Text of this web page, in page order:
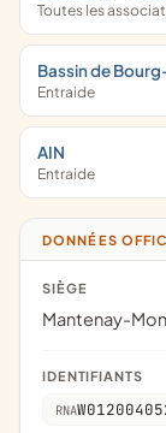
Toutes les
Bassin de
Entraide
AIN
Entraide
DONNÉES
SIÈGE
Mantenay-
IDENTIFIANTS
RNA